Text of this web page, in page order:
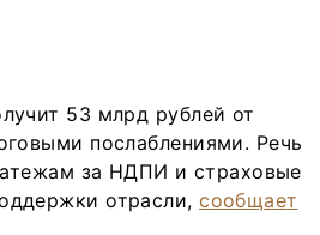
Тренды
Интервью
Мероприятия
53 млрд рублей от
послаблениями. Речь
за НДПИ и страховые
отрасли,сообщает